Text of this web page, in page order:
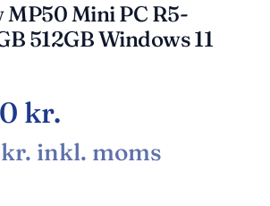
MP50 Mini PC R5-
512GB Windows 11
kr.
kr. inkl. moms